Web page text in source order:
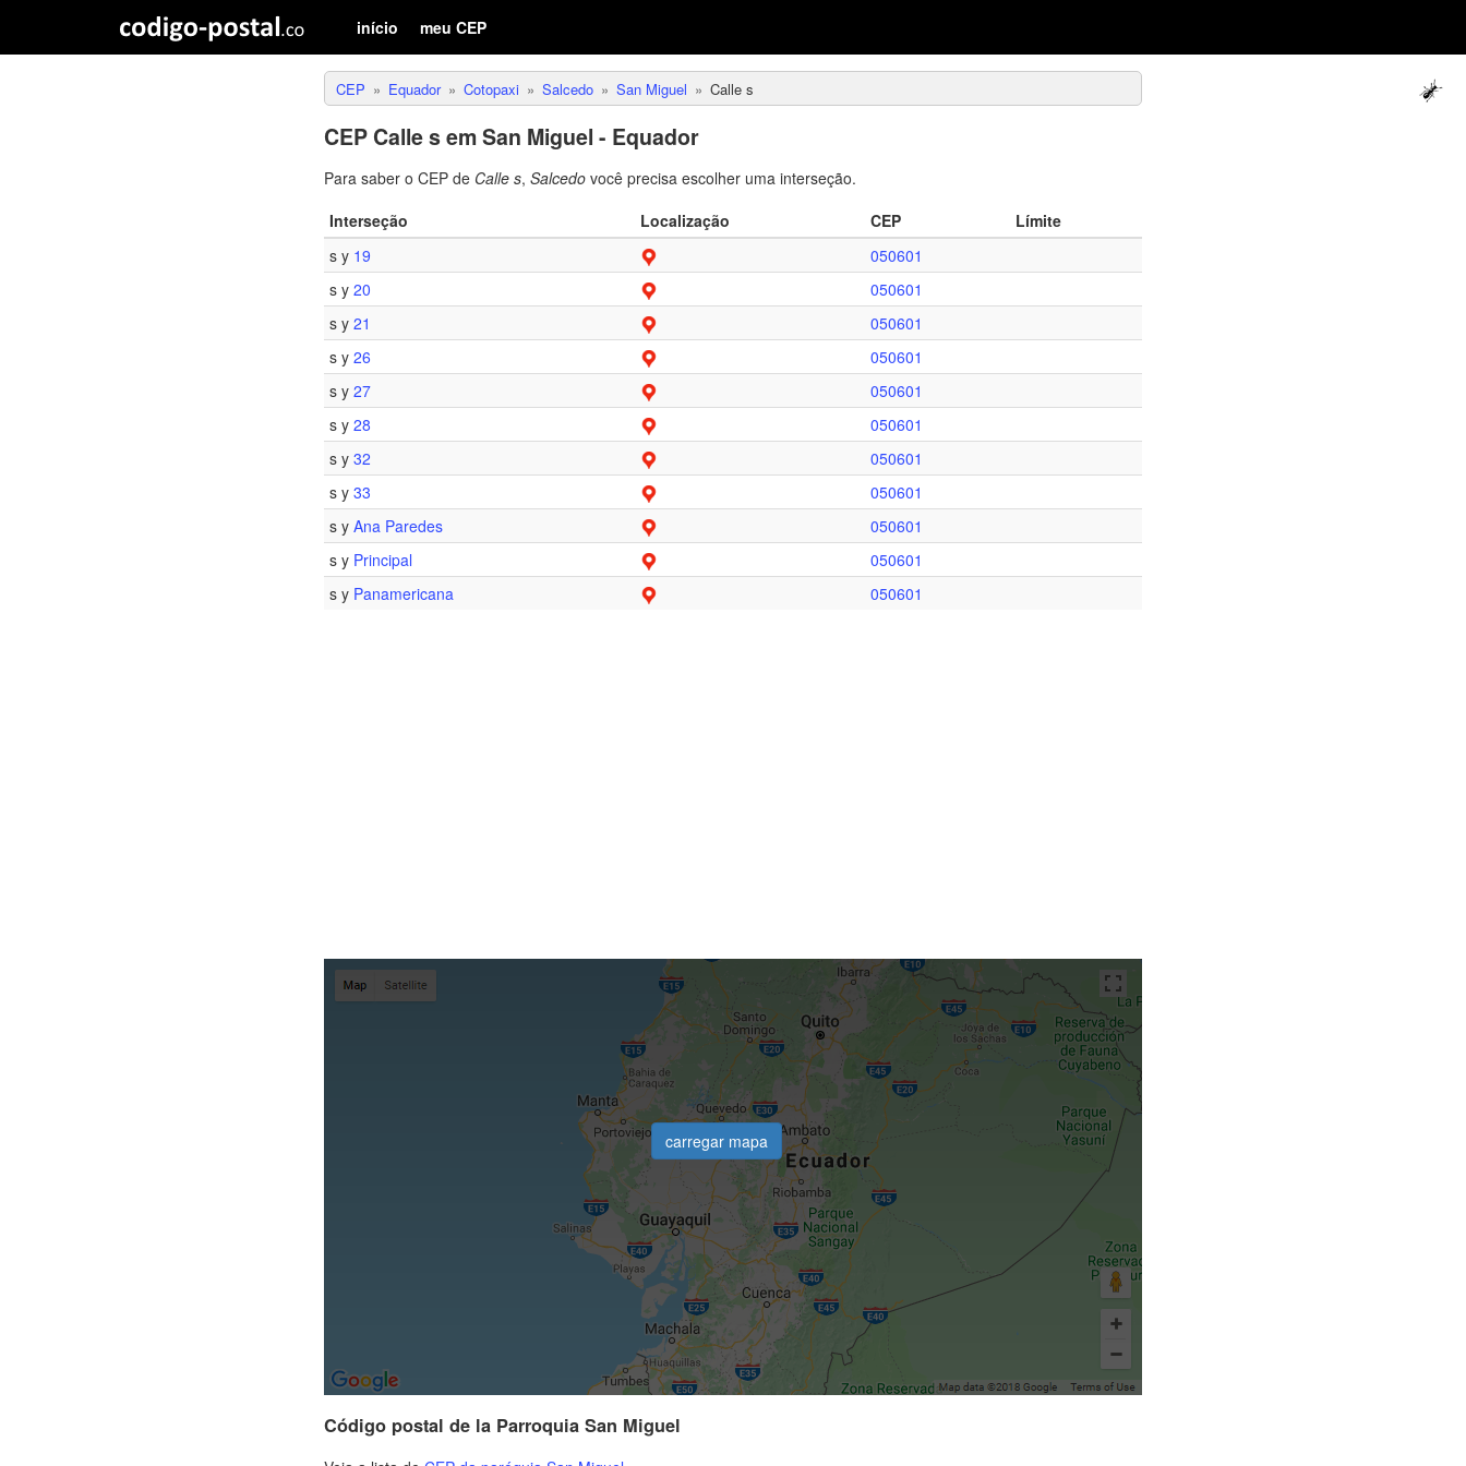
início meu CEP
CEP Equador Cotopaxi Salcedo San Miguel Calle s
CEP Calle s em San Miguel - Equador
Para saber o CEP de Calle s, Salcedo você precisa escolher uma interseção.
Interseção
Localização CEP
Límite
s y 19
050601
s y 20
050601
s y 21
050601
s y 26
050601
s y 27
050601
s y 28
050601
s y 32
050601
s y 33
050601
s y Ana Paredes
050601
s y Principal
050601
s y Panamericana 050601
carregar mapa
Código postal de la Parroquia San Miguel